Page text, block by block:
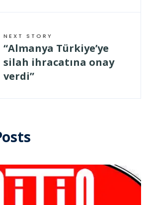
NEXT STORY
“Almanya Türkiye’ye
silah ihracatına onay
verdi”